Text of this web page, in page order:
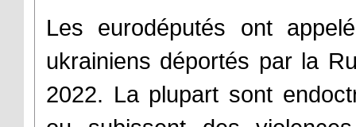
Les eurodéputés ont
ukrainiens déportés par la
2022. La plupart sont